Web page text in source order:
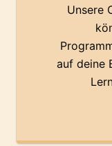
Unsere
auf deine